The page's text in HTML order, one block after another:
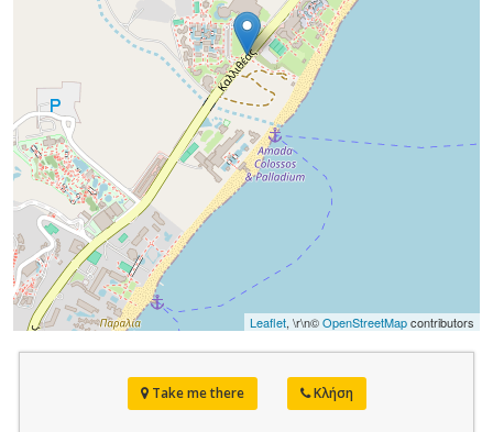
Leaflet, \r\n©OpenStreetMapcontributors
Take me there Κλήση